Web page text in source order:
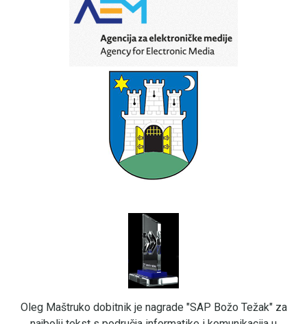
Oleg Maštruko dobitnik je nagrade "SAP Božo Težak" za